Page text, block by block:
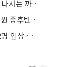
'국책은행 3사' 직원들, 다음주 여의도 거리 나서는 까닭은
호르무즈발 유가 상승에 투심 난조⋯"1420원 중후반 등락"
우리금융硏 "8월 기준금리 동결 전망⋯1~2명 인상 소수의견 낼 것"